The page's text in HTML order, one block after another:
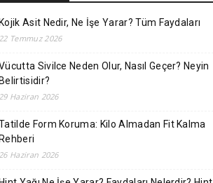
Kojik Asit Nedir, Ne İşe Yarar? Tüm Faydaları
22 Temmuz 2026
Sivilce Neden Olur, Nasıl Geçer? Neyin
Belirtisidir?
29 Haziran 2026
Form Koruma: Kilo Almadan Fit Kalma
Rehberi
26 Haziran 2026